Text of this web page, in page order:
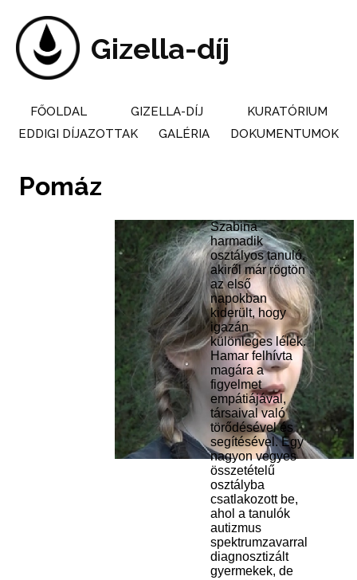
main
content
Gizella-díj
Main
FŐOLDAL GIZELLA-DÍJ
KURATÓRIUM
EDDIGI DÍJAZOTTAK
GALÉRIA DOKUMENTUMOK
Pomáz
Szabina
harmadik
osztályos tanuló,
akiről már rögtön
az első
napokban
kiderült, hogy
igazán
különleges lélek.
Hamar felhívta
magára a
figyelmet
empátiájával,
társaival való
törődésével és
segítésével. Egy
nagyon vegyes
összetételű
osztályba
csatlakozott be,
ahol a tanulók
autizmus
spektrumzavarral
diagnosztizált
gyermekek, de